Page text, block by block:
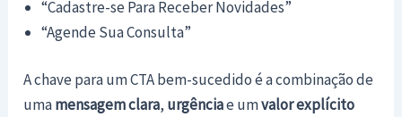
“Cadastre-se Para Receber Novidades”
“Agende Sua Consulta”
A chave para um CTA bem-sucedido é a combinação de
umamensagem clara, urgênciae umvalor explícito